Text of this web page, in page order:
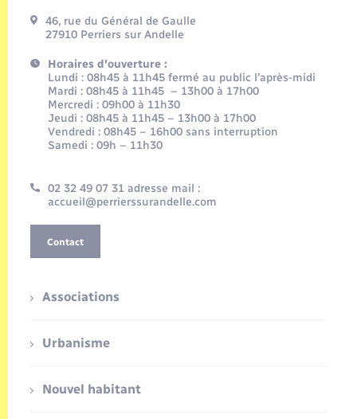
46, rue du Général de Gaulle
27910 Perriers sur Andelle
Horaires d'ouverture :
Lundi : 08h45 à 11h45 fermé au public l’après-midi
Mardi : 08h45 à 11h45 – 13h00 à 17h00
Mercredi : 09h00 à 11h30
Jeudi : 08h45 à 11h45 – 13h00 à 17h00
Vendredi : 08h45 – 16h00 sans interruption
Samedi : 09h – 11h30
02 32 49 07 31 adresse mail :
accueil@perrierssurandelle.com
Contact
Associations
Urbanisme
Nouvel habitant